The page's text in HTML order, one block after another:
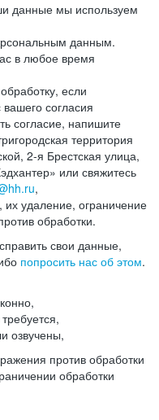
данные мы используем
данным.
в любое время
если
согласия
согласие, напишите
территория
2-я Брестская улица,
или свяжитесь
,
удаление, ограничение
обработки.
свои данные,
попросить нас об этом.
озвучены,
против обработки
обработки